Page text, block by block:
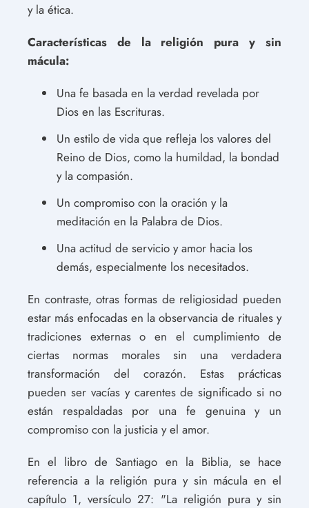
y la ética.
Características de la religión pura y sin
mácula:
Una fe basada en la verdad revelada por
Dios en las Escrituras.
Un estilo de vida que refleja los valores del
Reino de Dios, como la humildad, la bondad
y la compasión.
Un compromiso con la oración y la
meditación en la Palabra de Dios.
Una actitud de servicio y amor hacia los
demás, especialmente los necesitados.
En contraste, otras formas de religiosidad pueden
estar más enfocadas en la observancia de rituales y
tradiciones externas o en el cumplimiento de
ciertas normas morales sin una verdadera
transformación del corazón. Estas prácticas
pueden ser vacías y carentes de significado si no
están respaldadas por una fe genuina y un
compromiso con la justicia y el amor.
En el libro de Santiago en la Biblia, se hace
referencia a la religión pura y sin mácula en el
capítulo 1, versículo 27: "La religión pura y sin